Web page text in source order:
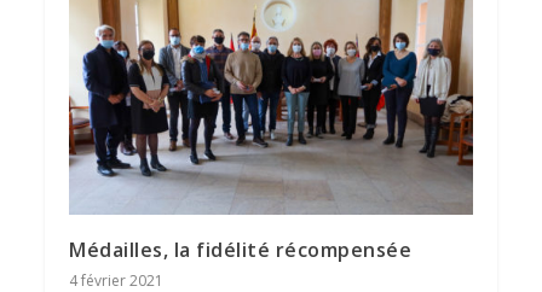
Médailles, la fidélité récompensée
4 février 2021